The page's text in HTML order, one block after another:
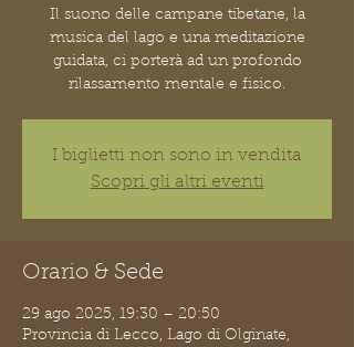
Il suono delle campane tibetane, la
musica del lago e una meditazione
guidata, ci porterà ad un profondo
rilassamento mentale e fisico.
I biglietti non sono in vendita
Scopri gli altri eventi
Orario & Sede
29 ago 2025, 19:30 – 20:50
Provincia di Lecco, Lago di Olginate,